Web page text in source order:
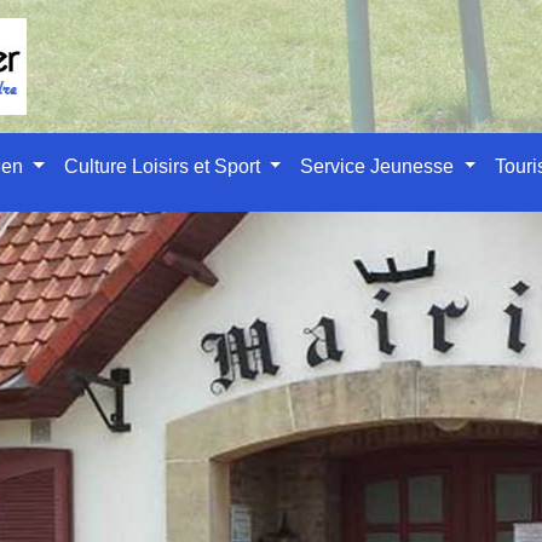
Culture Loisirs et Sport Service Jeunesse
démarches